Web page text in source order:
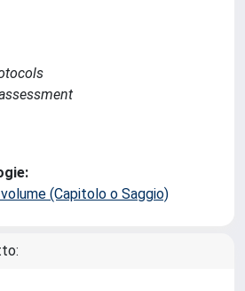
(Capitolo o Saggio)